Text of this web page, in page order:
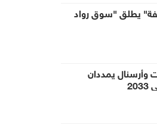
يطلق "سوق رواد
وأرسنال يمددان